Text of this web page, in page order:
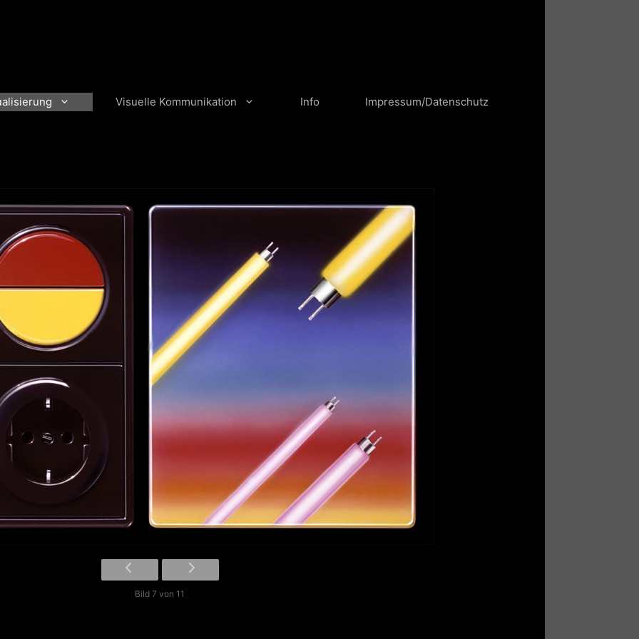
Visuelle Kommunikation Info Impressum/Datenschutz
Bild 7 von 11